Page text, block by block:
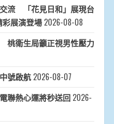
流 「花見日和」展現台
展演登場 2026-08-08
桃衛生局籲正視男性壓力
號啟航 2026-08-07
聯熱心運將秒送回 2026-